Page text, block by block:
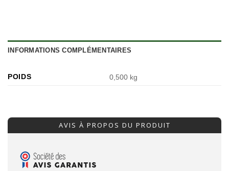
INFORMATIONS COMPLÉMENTAIRES
POIDS 0,500 kg
AVIS À PROPOS DU PRODUIT